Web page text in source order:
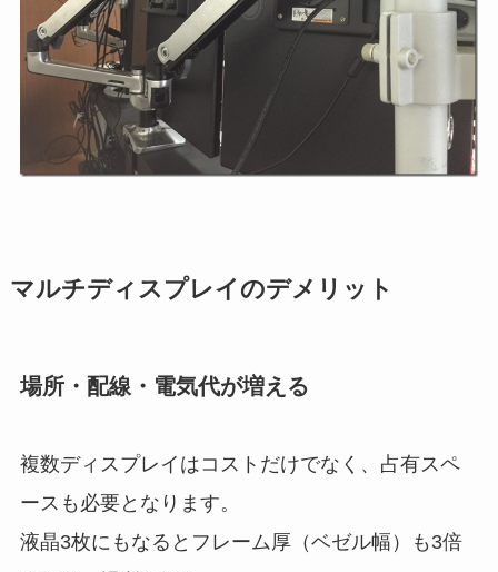
マルチディスプレイのデメリット
場所・配線・電気代が増える
複数ディスプレイはコストだけでなく、占有スペ
ースも必要となります。
液晶3枚にもなるとフレーム厚（ベゼル幅）も3倍